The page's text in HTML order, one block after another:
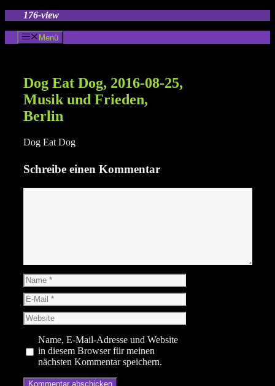
springen
176-view
Menü
Dog Eat Dog, 2016-08-25,
Musik und Frieden,
Berlin
Dog Eat Dog
Schreibe einen Kommentar
Name
E-
Mail
Website
Name, E-Mail-Adresse und Website
in diesem Browser für meinen
nächsten Kommentar speichern.